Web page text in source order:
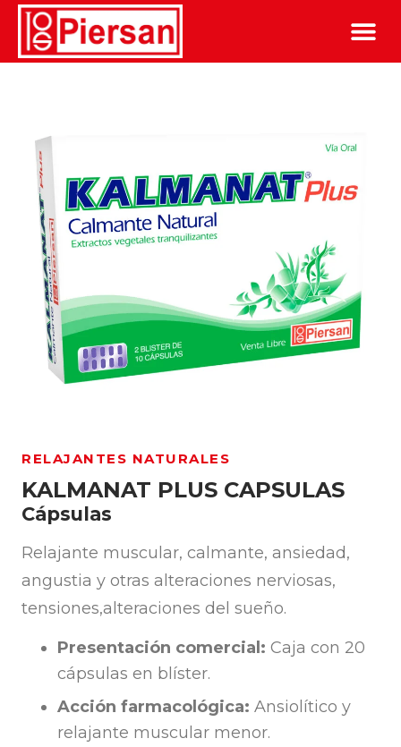
RELAJANTES NATURALES
KALMANAT PLUS CAPSULAS
Cápsulas
Relajante muscular, calmante, ansiedad,
angustia y otras alteraciones nerviosas,
tensiones,alteraciones del sueño.
Presentación comercial: Caja con 20
cápsulas en blíster.
Acción farmacológica: Ansiolítico y
relajante muscular menor.